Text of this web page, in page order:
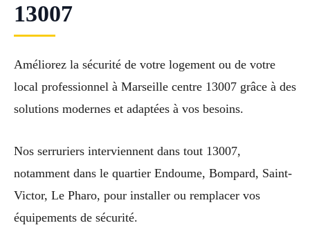
13007
Améliorez la sécurité de votre logement ou de votre
local professionnel à Marseille centre 13007 grâce à des
solutions modernes et adaptées à vos besoins.
Nos serruriers interviennent dans tout 13007,
notamment dans le quartier Endoume, Bompard, Saint-
Victor, Le Pharo, pour installer ou remplacer vos
équipements de sécurité.